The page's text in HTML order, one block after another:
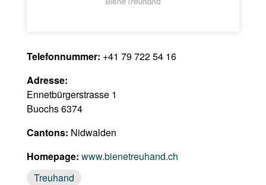
Telefonnummer: +41 79 722 54 16
Adresse:
Ennetbürgerstrasse 1
Buochs 6374
Cantons: Nidwalden
Homepage: www.bienetreuhand.ch
Treuhand